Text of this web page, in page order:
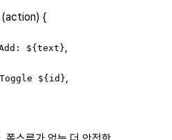
{
${text},
Toggle ${id},